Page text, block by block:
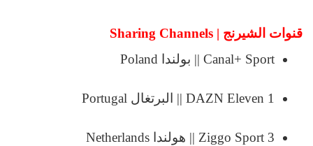
قنوات الشيرنج | Sharing Channels
Canal+ Sport || بولندا Poland
DAZN Eleven 1 || البرتغال Portugal
Ziggo Sport 3 || هولندا Netherlands